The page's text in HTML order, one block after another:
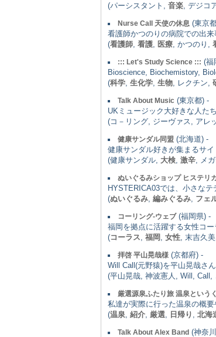
(パーシスタント, 音楽 , デジコ
Nurse Call 天使の休息 (東京
看護師かつのりの病院での出
(看護師 看護 医療 , かつのり,
::: Let's Study Science ::: (福
Bioscience, Biochemistory,
(科学 生化学 生物 , レクチン,
Talk About Music (東京都) -
UKミュージック大好きな人た
(コ－リング, ジーヴァス, アレ
健康サンダル同盟 (北海道) -
健康サンダル好きが集まるサ
(健康サンダル, 大検 激辛 , メ
ぬいぐるみショップ ヒステリ
HYSTERICA03では、小さな
(ぬいぐるみ 編みぐるみ フェ
コーリング-ウェブ(福岡県) -
福岡を拠点に活躍する女性コ
(コーラス 福岡 女性 , 末吉久
拝啓 平山晃哉様 (京都府) -
Will Call(元野猿)を平山晃哉さ
(平山晃哉, 神波憲人, Will, Call,
厳選源泉ふたり旅 温泉という
私達が実際に行った温泉の概
(温泉 紹介 厳選 日帰り 北海
Talk About Alex Band (神奈